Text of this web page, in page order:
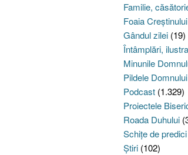
Familie,
Foaia Creştinului
Gândul zilei(19)
Întâmplări,
Minunile
Pildele
Podcast(1.329)
Proiectele
Roada Duhului
Schiţe de predici
Ştiri(102)